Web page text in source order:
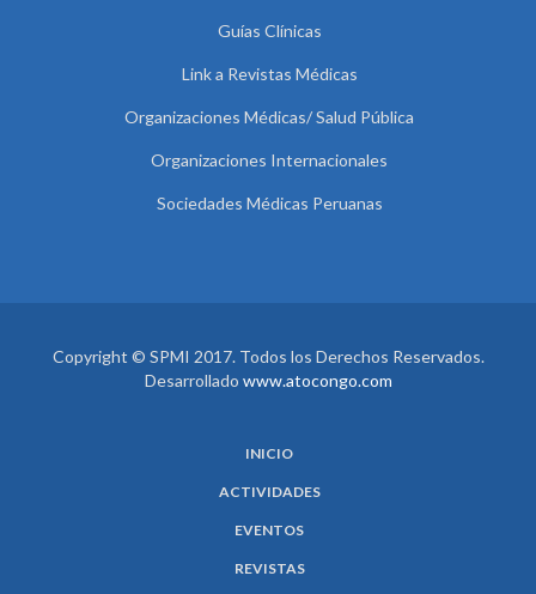
Guías Clínicas
Link a Revistas Médicas
Organizaciones Médicas/ Salud Pública
Organizaciones Internacionales
Sociedades Médicas Peruanas
Copyright © SPMI 2017. Todos los Derechos Reservados.
Desarrollado www.atocongo.com
INICIO
ACTIVIDADES
EVENTOS
REVISTAS